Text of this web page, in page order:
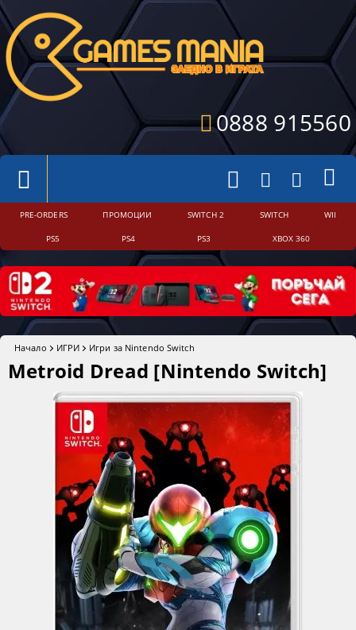
0888 915560
PRE-ORDERS ПРОМОЦИИ SWITCH 2 SWITCH WII
PS5 PS4 PS3 XBOX 360
Начало ИГРИ Игри за Nintendo Switch
Metroid Dread [Nintendo Switch]